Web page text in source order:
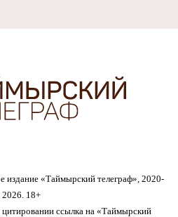
«Таймырский телеграф», 2020-
2026. 18+
ссылка на «Таймырский